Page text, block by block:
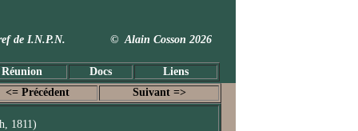
de I.N.P.N. © Alain Cosson 2026
Docs Liens
<= Précédent Suivant =>
1811)